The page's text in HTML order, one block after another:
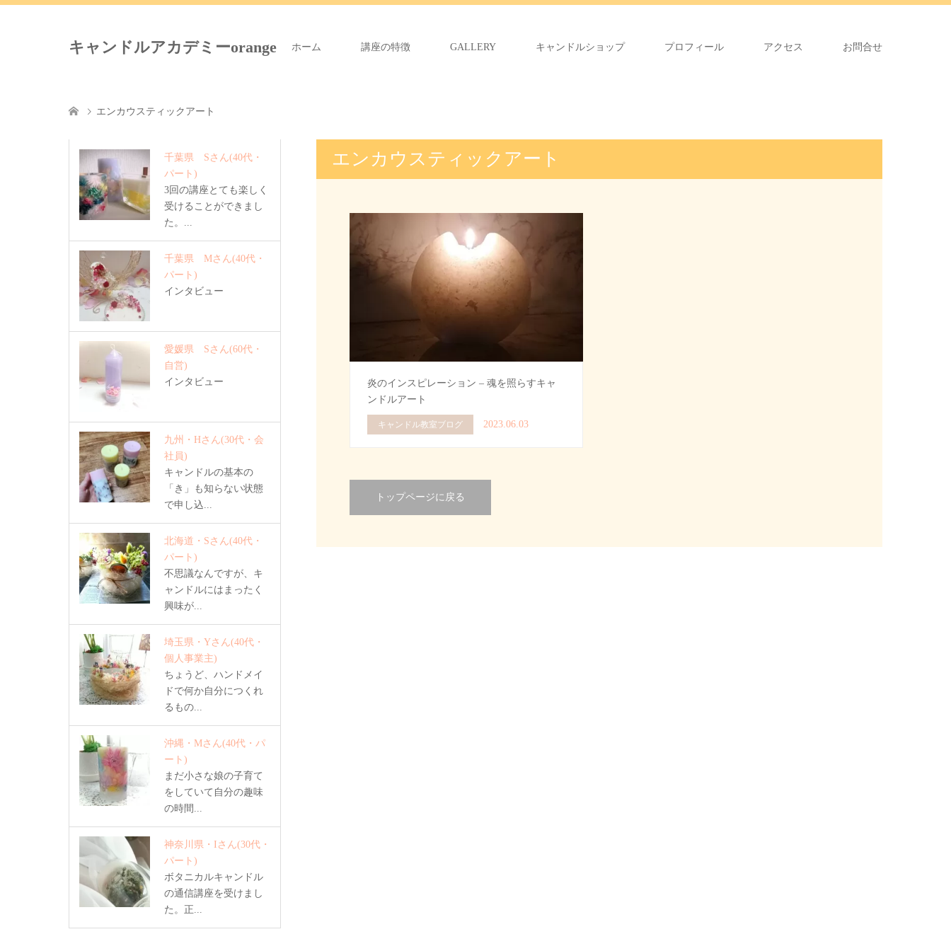
キャンドルアカデミーorange ホーム 講座の特徴 GALLERY キャンドルショップ プロフィール アクセス お問合せ
エンカウスティックアート
エンカウスティックアート
炎のインスピレーション – 魂を照らすキャ
ンドルアート
キャンドル教室ブログ 2023.06.03
トップページに戻る
千葉県 Sさん(40代・
パート)
3回の講座とても楽しく
受けることができまし
た。...
千葉県 Mさん(40代・
パート)
インタビュー
愛媛県 Sさん(60代・
自営)
インタビュー
九州・Hさん(30代・会
社員)
キャンドルの基本の
「き」も知らない状態
で申し込...
北海道・Sさん(40代・
パート)
不思議なんですが、キ
ャンドルにはまったく
興味が...
埼玉県・Yさん(40代・
個人事業主)
ちょうど、ハンドメイ
ドで何か自分につくれ
るもの...
沖縄・Mさん(40代・パ
ート)
まだ小さな娘の子育て
をしていて自分の趣味
の時間...
神奈川県・Iさん(30代・
パート)
ボタニカルキャンドル
の通信講座を受けまし
た。正...